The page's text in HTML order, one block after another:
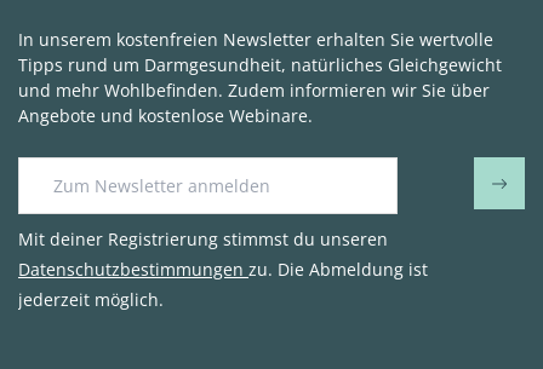
In unserem kostenfreien Newsletter erhalten Sie wertvolle
Tipps rund um Darmgesundheit, natürliches Gleichgewicht
und mehr Wohlbefinden. Zudem informieren wir Sie über
Angebote und kostenlose Webinare.
Mit deiner Registrierung stimmst du unseren
Datenschutzbestimmungen zu. Die Abmeldung ist
jederzeit möglich.